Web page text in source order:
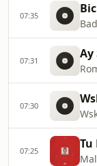
07:35
07:31 Ay
07:30
07:25 Tu